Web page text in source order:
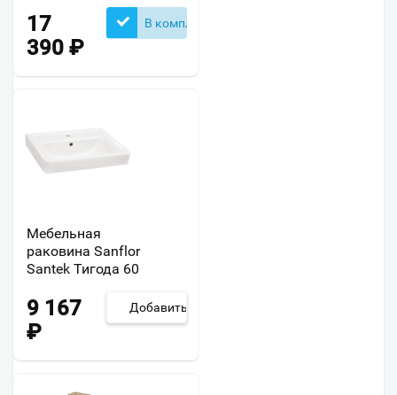
17
390 ₽
В комплекте
Мебельная
раковина Sanflor
Santek Тигода 60
9 167
₽
Добавить